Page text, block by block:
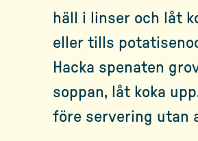
häll i linser och låt
eller tills
Hacka spenaten
soppan, låt koka
före servering utan